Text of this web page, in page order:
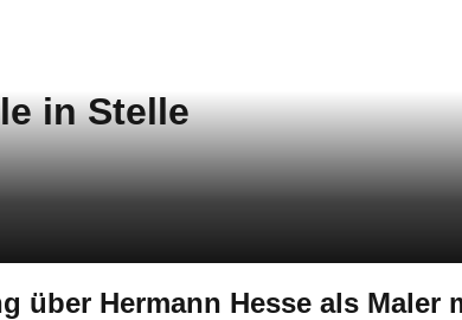
in Stelle
über Hermann Hesse als Maler